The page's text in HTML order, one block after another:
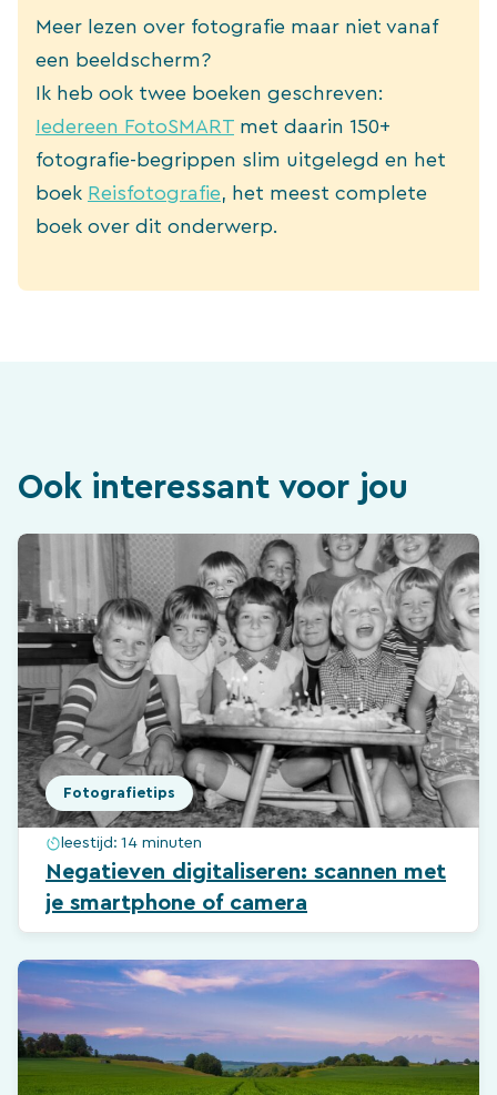
Meer lezen over fotografie maar niet vanaf
een beeldscherm?
Ik heb ook twee boeken geschreven:
Iedereen FotoSMART met daarin 150+
fotografie-begrippen slim uitgelegd en het
boek Reisfotografie , het meest complete
boek over dit onderwerp.
Ook interessant voor jou
Fotografietips
leestijd: 14 minuten
Negatieven digitaliseren: scannen met
je smartphone of camera